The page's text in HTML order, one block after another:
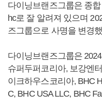
다이닝브랜즈그룹은 종
hc로 잘 알려져 있으며
즈그룹으로 사명을 변경
다이닝브랜즈그룹은
슈퍼두퍼코리아, 보강엔
이크하우스코리아, BHC
C, BHC USA LLC, BHC